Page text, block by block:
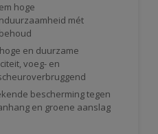
hoge
mét
en duurzame
voeg- en
bescherming tegen
en groene aanslag